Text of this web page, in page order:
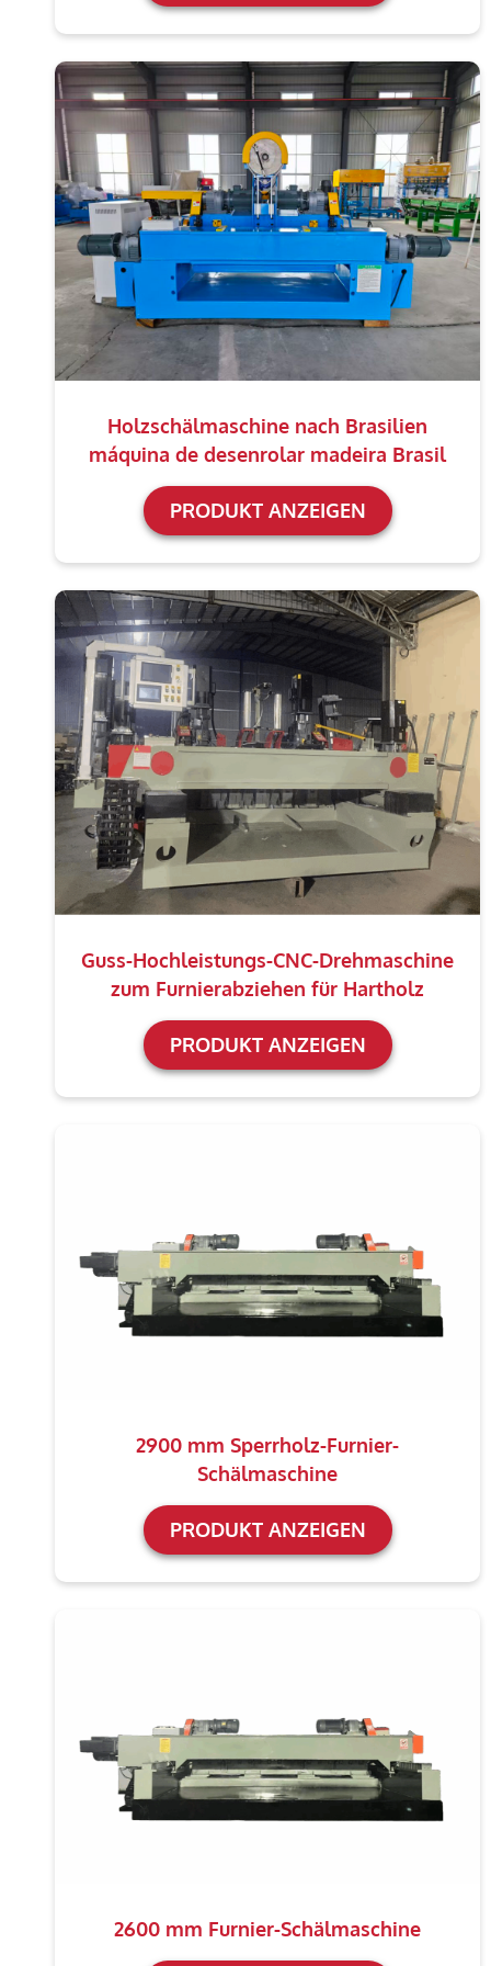
Holzschälmaschine nach Brasilien
máquina de desenrolar madeira Brasil
PRODUKT ANZEIGEN
Guss-Hochleistungs-CNC-Drehmaschine
zum Furnierabziehen für Hartholz
PRODUKT ANZEIGEN
2900 mm Sperrholz-Furnier-
Schälmaschine
PRODUKT ANZEIGEN
2600 mm Furnier-Schälmaschine